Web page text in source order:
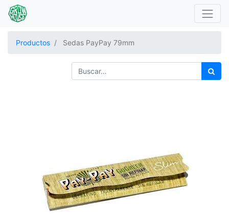
Productos Sedas PayPay 79mm